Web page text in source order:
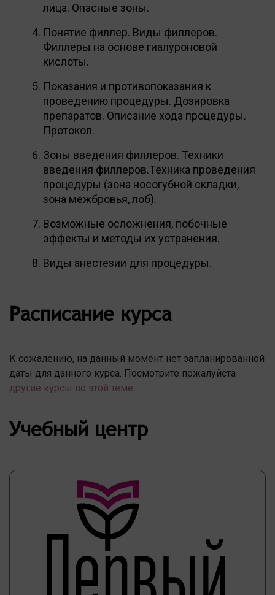
лица. Опасные зоны.
Понятие филлер. Виды филлеров.
Филлеры на основе гиалуроновой
кислоты.
Показания и противопоказания к
проведению процедуры. Дозировка
препаратов. Описание хода процедуры.
Протокол.
Зоны введения филлеров. Техники
введения филлеров.Техника проведения
процедуры (зона носогубной складки,
зона межбровья, лоб).
Возможные осложнения, побочные
эффекты и методы их устранения.
Виды анестезии для процедуры.
Расписание курса
К сожалению, на данный момент нет запланированной
даты для данного курса. Посмотрите пожалуйста
другие курсы по этой теме
Учебный центр